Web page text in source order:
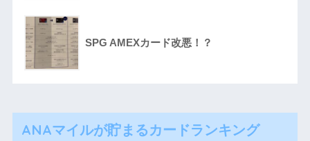
SPG AMEXカード改悪！？
ANAマイルが貯まるカードランキング